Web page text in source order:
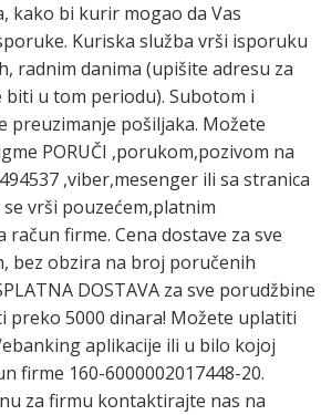
kako bi kurir mogao da Vas
Kuriska služba vrši isporuku
radnim danima (upišite adresu za
u tom periodu). Subotom i
preuzimanje pošiljaka. Možete
PORUČI ,porukom,pozivom na
,viber,mesenger ili sa stranica
se vrši pouzećem,platnim
firme. Cena dostave za sve
bez obzira na broj poručenih
DOSTAVA za sve porudžbine
preko 5000 dinara! Možete uplatiti
aplikacije ili u bilo kojoj
firme 160-6000002017448-20.
za firmu kontaktirajte nas na